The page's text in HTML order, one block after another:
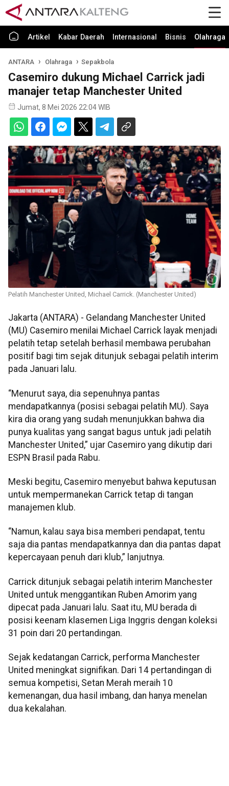
Artikel Kabar Daerah Internasional Bisnis Olahraga
ANTARA Olahraga Sepakbola
Casemiro dukung Michael Carrick jadi
manajer tetap Manchester United
Jumat, 8 Mei 2026 22:04 WIB
Pelatih Manchester United, Michael Carrick. (Manchester United)
Jakarta (ANTARA) - Gelandang Manchester United
(MU) Casemiro menilai Michael Carrick layak menjadi
pelatih tetap setelah berhasil membawa perubahan
positif bagi tim sejak ditunjuk sebagai pelatih interim
pada Januari lalu.
“Menurut saya, dia sepenuhnya pantas
mendapatkannya (posisi sebagai pelatih MU). Saya
kira dia orang yang sudah menunjukkan bahwa dia
punya kualitas yang sangat bagus untuk jadi pelatih
Manchester United,” ujar Casemiro yang dikutip dari
ESPN Brasil pada Rabu.
Meski begitu, Casemiro menyebut bahwa keputusan
untuk mempermanekan Carrick tetap di tangan
manajemen klub.
“Namun, kalau saya bisa memberi pendapat, tentu
saja dia pantas mendapatkannya dan dia pantas dapat
kepercayaan penuh dari klub,” lanjutnya.
Carrick ditunjuk sebagai pelatih interim Manchester
United untuk menggantikan Ruben Amorim yang
dipecat pada Januari lalu. Saat itu, MU berada di
posisi keenam klasemen Liga Inggris dengan koleksi
31 poin dari 20 pertandingan.
Sejak kedatangan Carrick, performa Manchester
United meningkat signifikan. Dari 14 pertandingan di
semua kompetisi, Setan Merah meraih 10
kemenangan, dua hasil imbang, dan hanya menelan
dua kekalahan.